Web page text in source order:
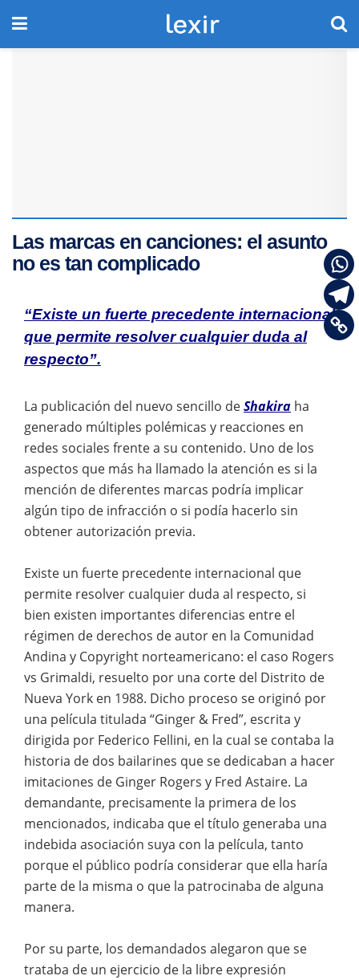
Las marcas en canciones: el asunto
no es tan complicado
“Existe un fuerte precedente internacional
que permite resolver cualquier duda al
respecto”.
La publicación del nuevo sencillo deShakira ha
generado múltiples polémicas y reacciones en
redes sociales frente a su contenido. Uno de los
aspectos que más ha llamado la atención es si la
mención de diferentes marcas podría implicar
algún tipo de infracción o si podía hacerlo sin
obtener autorización previa.
Existe un fuerte precedente internacional que
permite resolver cualquier duda al respecto, si
bien existen importantes diferencias entre el
régimen de derechos de autor en la Comunidad
Andina y Copyright norteamericano: el caso Rogers
vs Grimaldi, resuelto por una corte del Distrito de
Nueva York en 1988. Dicho proceso se originó por
una película titulada “Ginger & Fred”, escrita y
dirigida por Federico Fellini, en la cual se contaba la
historia de dos bailarines que se dedicaban a hacer
imitaciones de Ginger Rogers y Fred Astaire. La
demandante, precisamente la primera de los
mencionados, indicaba que el título generaba una
indebida asociación suya con la película, tanto
porque el público podría considerar que ella haría
parte de la misma o que la patrocinaba de alguna
manera.
Por su parte, los demandados alegaron que se
trataba de un ejercicio de la libre expresión